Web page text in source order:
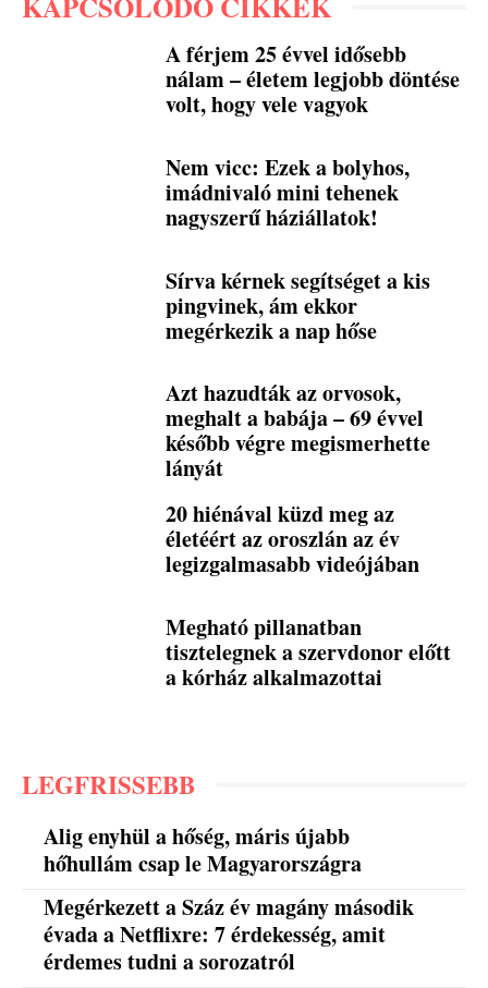
A férjem 25 évvel idősebb
nálam – életem legjobb döntése
volt, hogy vele vagyok
Nem vicc: Ezek a bolyhos,
imádnivaló mini tehenek
nagyszerű háziállatok!
Sírva kérnek segítséget a kis
pingvinek, ám ekkor
megérkezik a nap hőse
Azt hazudták az orvosok,
meghalt a babája – 69 évvel
később végre megismerhette
lányát
20 hiénával küzd meg az
életéért az oroszlán az év
legizgalmasabb videójában
Megható pillanatban
tisztelegnek a szervdonor előtt
a kórház alkalmazottai
LEGFRISSEBB
Alig enyhül a hőség, máris újabb
hőhullám csap le Magyarországra
Megérkezett a Száz év magány második
évada a Netflixre: 7 érdekesség, amit
érdemes tudni a sorozatról